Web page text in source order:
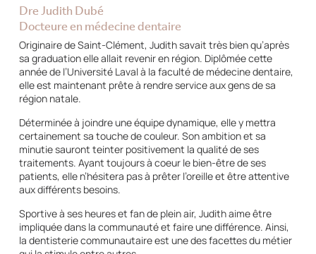
Dre Judith Dubé
Docteure en médecine dentaire
Originaire de Saint-Clément, Judith savait très bien qu’après
sa graduation elle allait revenir en région. Diplômée cette
année de l’Université Laval à la faculté de médecine dentaire,
elle est maintenant prête à rendre service aux gens de sa
région natale.
Déterminée à joindre une équipe dynamique, elle y mettra
certainement sa touche de couleur. Son ambition et sa
minutie sauront teinter positivement la qualité de ses
traitements. Ayant toujours à coeur le bien-être de ses
patients, elle n’hésitera pas à prêter l’oreille et être attentive
aux différents besoins.
Sportive à ses heures et fan de plein air, Judith aime être
impliquée dans la communauté et faire une différence. Ainsi,
la dentisterie communautaire est une des facettes du métier